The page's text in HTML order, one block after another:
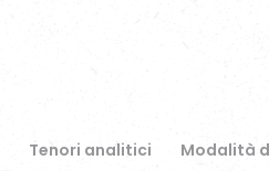
Tenori analitici Modalità